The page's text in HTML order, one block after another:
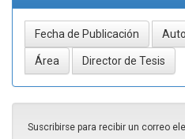
Suscribirse para recibir un correo